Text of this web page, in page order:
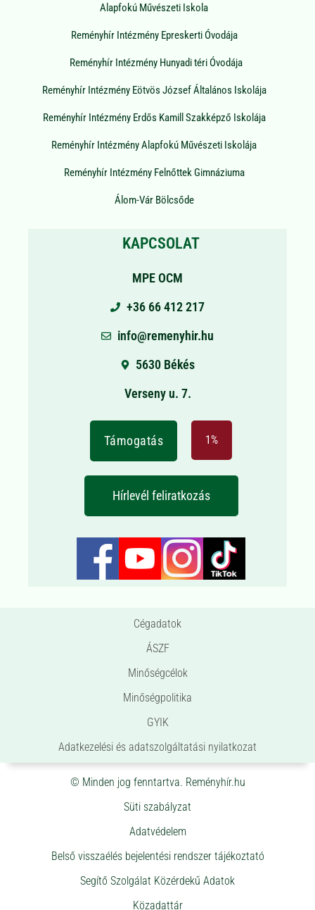
Alapfokú Művészeti Iskola
Reményhír Intézmény Epreskerti Óvodája
Reményhír Intézmény Hunyadi téri Óvodája
Reményhír Intézmény Eötvös József Általános Iskolája
Reményhír Intézmény Erdős Kamill Szakképző Iskolája
Reményhír Intézmény Alapfokú Művészeti Iskolája
Reményhír Intézmény Felnőttek Gimnáziuma
Álom-Vár Bölcsőde
KAPCSOLAT
MPE OCM
+36 66 412 217
info@remenyhir.hu
5630 Békés
Verseny u. 7.
Támogatás 1%
Hírlevél feliratkozás
Cégadatok
ÁSZF
Minőségcélok
Minőségpolitika
GYIK
Adatkezelési és adatszolgáltatási nyilatkozat
© Minden jog fenntartva. Reményhír.hu
Süti szabályzat
Adatvédelem
Belső visszaélés bejelentési rendszer tájékoztató
Segítő Szolgálat Közérdekű Adatok
Közadattár